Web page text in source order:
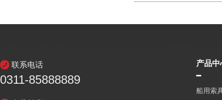
联系电话
0311-85888889
产品中
船用索